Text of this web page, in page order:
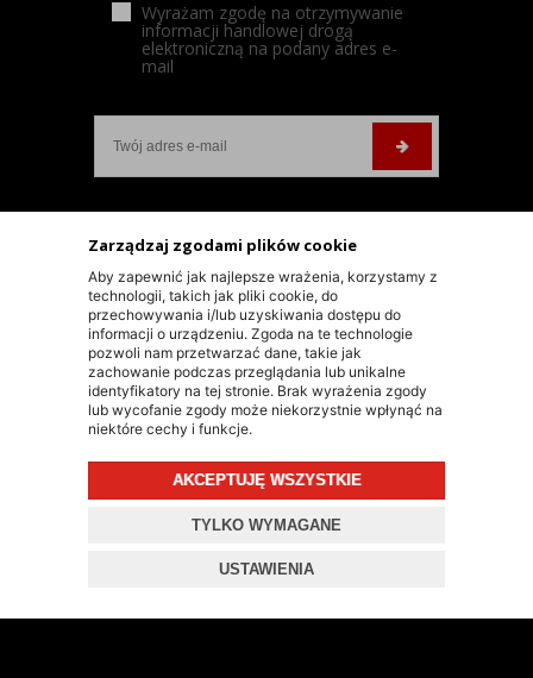
Zarządzaj zgodami plików cookie
Aby zapewnić jak najlepsze wrażenia, korzystamy z
technologii, takich jak pliki cookie, do
przechowywania i/lub uzyskiwania dostępu do
informacji o urządzeniu. Zgoda na te technologie
pozwoli nam przetwarzać dane, takie jak
zachowanie podczas przeglądania lub unikalne
identyfikatory na tej stronie. Brak wyrażenia zgody
lub wycofanie zgody może niekorzystnie wpłynąć na
niektóre cechy i funkcje.
AKCEPTUJĘ WSZYSTKIE
TYLKO WYMAGANE
USTAWIENIA
Wyrażam zgodę na otrzymywanie
informacji handlowej drogą
elektroniczną na podany adres e-
mail
INFORMACJE KONTAKTOWE
KONTAKT
+48 603 90 30 50
SKLEP@RALLY-TECH.PL
WHATSAPP LINK
UL. LIPNICKA 62/1A
43-300 BIELSKO-BIAŁA
© 2026 RALLY-TECH.PL